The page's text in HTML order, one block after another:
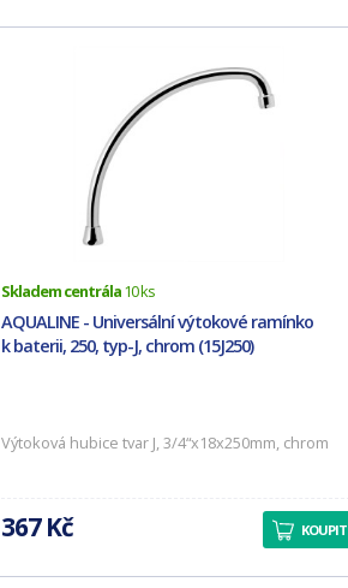
Skladem centrála10 ks
AQUALINE - Universální výtokové ramínko
k baterii, 250, typ-J, chrom (15J250)
Výtoková hubice tvar J, 3/4“x18x250mm, chrom
367 Kč KOUPIT